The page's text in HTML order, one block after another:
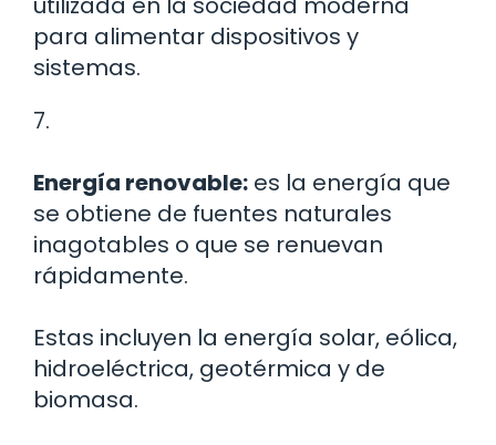
para alimentar dispositivos y
sistemas.
7.
Energía renovable: es la energía que
se obtiene de fuentes naturales
inagotables o que se renuevan
rápidamente.
Estas incluyen la energía solar, eólica,
hidroeléctrica, geotérmica y de
biomasa.